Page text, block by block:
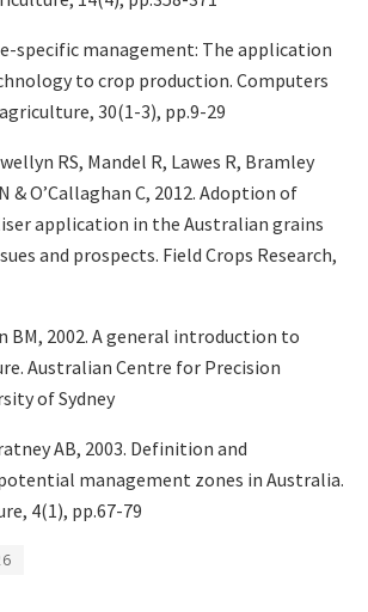
specific management: The application
to crop production. Computers
30(1-3), pp.9-29
RS, Mandel R, Lawes R, Bramley
& O’Callaghan C, 2012. Adoption of
application in the Australian grains
and prospects. Field Crops Research,
BM, 2002. A general introduction to
Australian Centre for Precision
of Sydney
AB, 2003. Definition and
management zones in Australia.
4(1), pp.67-79